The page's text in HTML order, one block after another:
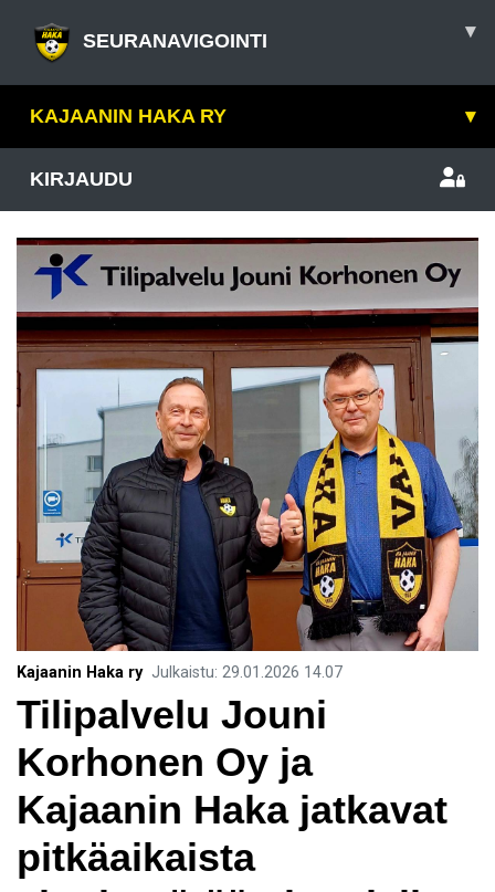
SEURANAVIGOINTI ▾
KAJAANIN HAKA RY ▾
KIRJAUDU
Kajaanin Haka ry Julkaistu: 29.01.2026 14.07
Tilipalvelu Jouni
Korhonen Oy ja
Kajaanin Haka jatkavat
pitkäaikaista